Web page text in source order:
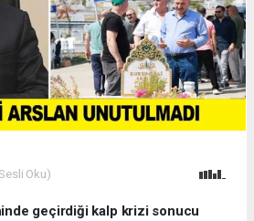
Oku)
geçirdiği kalp krizi sonucu